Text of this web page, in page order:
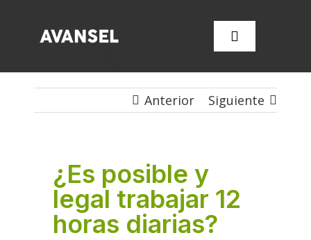
contenido
Toggle
SERVICIOS
FORMACIÓN
Anterior Siguiente
¿Es posible y
legal trabajar 12
horas diarias?